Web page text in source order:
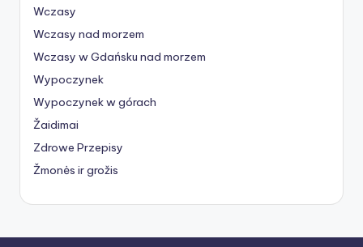
Wczasy
Wczasy nad morzem
Wczasy w Gdańsku nad morzem
Wypoczynek
Wypoczynek w górach
Žaidimai
Zdrowe Przepisy
Žmonės ir grožis